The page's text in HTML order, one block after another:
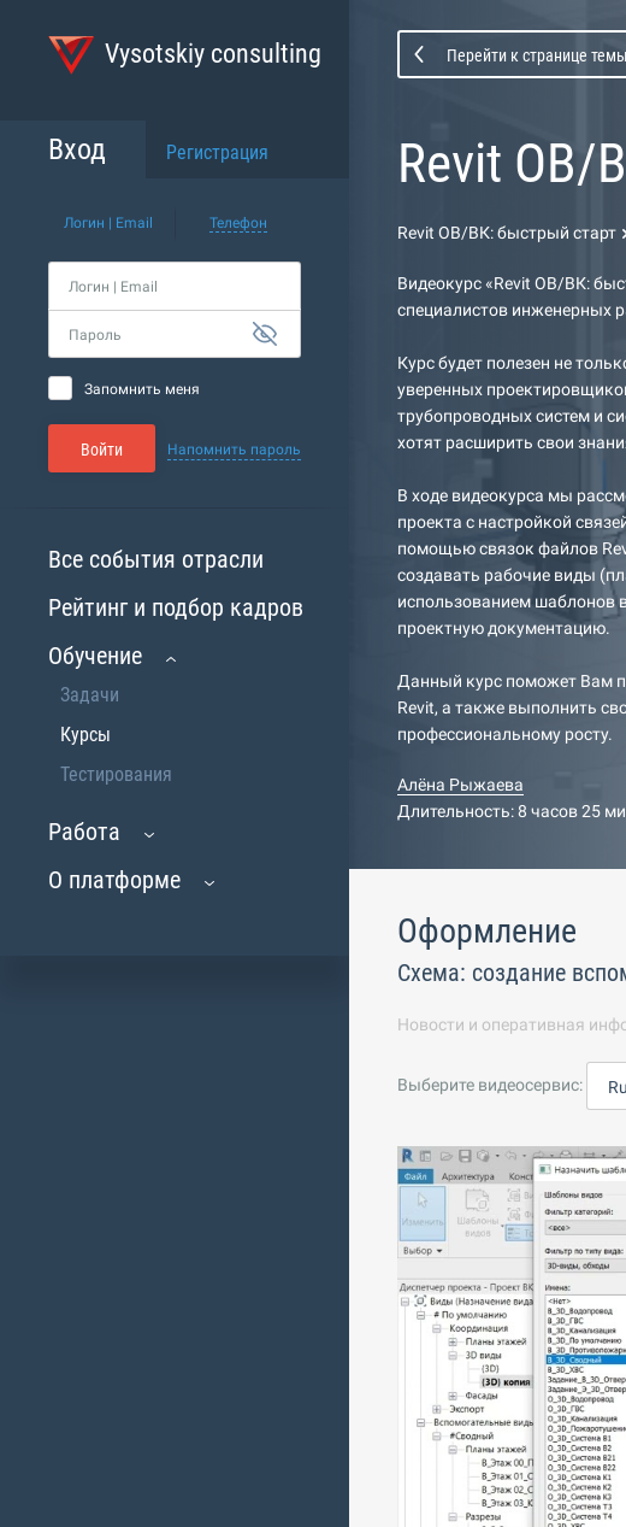
Vysotskiy consulting
Вход Регистрация
Логин | Email Телефон
Логин | Email
Пароль
Запомнить меня
Войти Напомнить пароль
Все события отрасли
Рейтинг и подбор кадров
Обучение
Задачи
Курсы
Тестирования
Работа
О платформе
Перейти к странице темы
Revit ОВ/
Revit ОВ/ВК: быстрый старт
Видеокурс «Revit ОВ/ВК:
специалистов инженерных
Курс будет полезен не
уверенных
трубопроводных систем и
хотят расширить свои
В ходе видеокурса мы
проекта с настройкой
помощью связок файлов
создавать рабочие виды
использованием шаблонов
проектную документацию.
Данный курс поможет Вам
Revit, а также выполнить
профессиональному росту.
Алёна Рыжаева
Длительность: 8 часов 25
Оформление
Схема: создание
Новости и оперативная
Выберите видеосервис: